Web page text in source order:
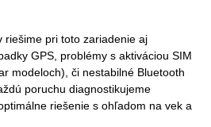
riešime pri toto zariadenie aj
GPS, problémy s aktiváciou SIM
modeloch), či nestabilné Bluetooth
poruchu diagnostikujeme
riešenie s ohľadom na vek a